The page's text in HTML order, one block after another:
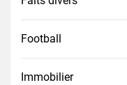
Football
Immobilier